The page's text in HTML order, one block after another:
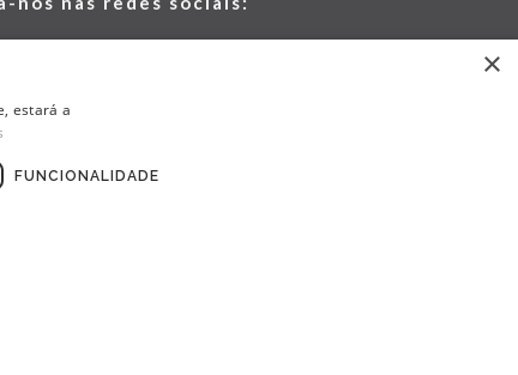
×
estará a
FUNCIONALIDADE